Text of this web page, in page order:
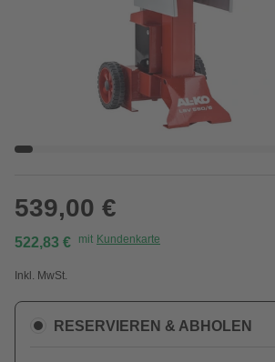
539,00 €
522,83 € mit Kundenkarte
Inkl. MwSt.
RESERVIEREN & ABHOLEN